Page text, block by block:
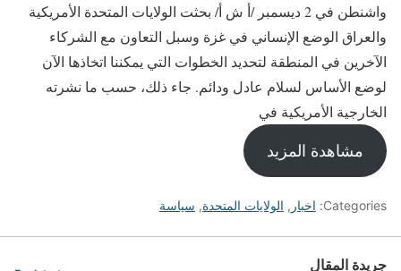
واشنطن في 2 ديسمبر /أ ش أ/ بحثت الولايات المتحدة الأمريكية
والعراق الوضع الإنساني في غزة وسبل التعاون مع الشركاء
الآخرين في المنطقة لتحديد الخطوات التي يمكننا اتخاذها الآن
لوضع الأساس لسلام عادل ودائم. جاء ذلك، حسب ما نشرته
الخارجية الأمريكية في
مشاهدة المزيد
Categories: اخبار , الولايات المتحدة, سياسة
جريدة المقال